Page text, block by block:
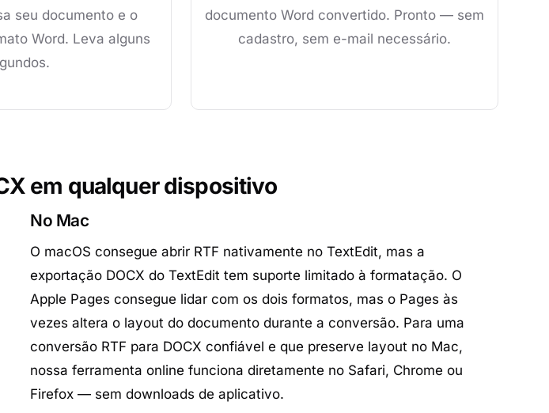
seu documento e o
Word. Leva alguns
documento Word convertido. Pronto — sem
cadastro, sem e-mail necessário.
em qualquer dispositivo
No Mac
O macOS consegue abrir RTF nativamente no TextEdit, mas a
exportação DOCX do TextEdit tem suporte limitado à formatação. O
Apple Pages consegue lidar com os dois formatos, mas o Pages às
vezes altera o layout do documento durante a conversão. Para uma
conversão RTF para DOCX confiável e que preserve layout no Mac,
nossa ferramenta online funciona diretamente no Safari, Chrome ou
Firefox — sem downloads de aplicativo.